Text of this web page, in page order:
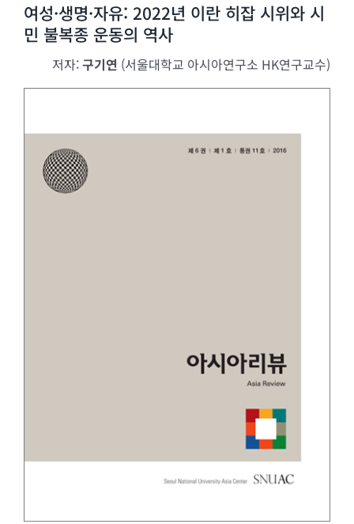
여성·생명·자유: 2022년 이란 히잡 시위와 시
민 불복종 운동의 역사
저자:구기연 (서울대학교 아시아연구소 HK연구교수)